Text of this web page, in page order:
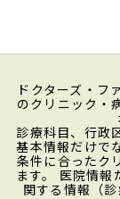
ドクターズ・フ
のクリニック・
診療科目、行政
基本情報だけで
条件に合ったク
ます。 医院情報
関する情報（